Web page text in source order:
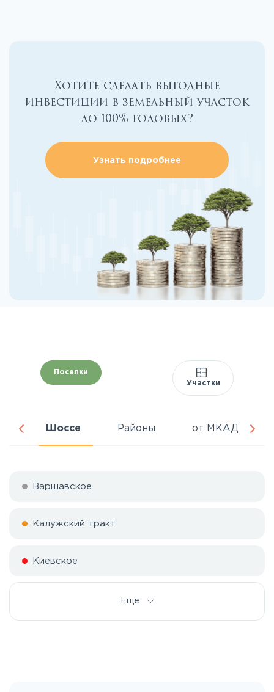
Хотите сделать выгодные
инвестиции в земельный участок
до 100% годовых?
Узнать подробнее
Поселки
Участки
Шоссе Районы от МКАД
Варшавское
Калужский тракт
Киевское
Ещё